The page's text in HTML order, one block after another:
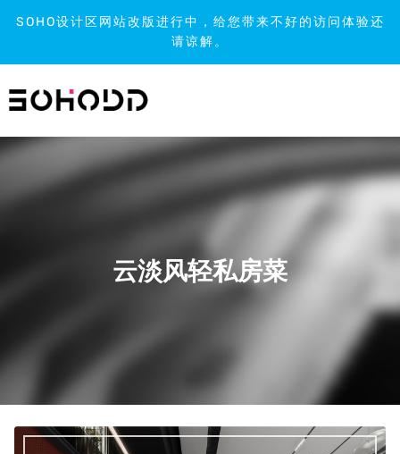
SOHO设计区网站改版进行中，给您带来不好的访问体验还
请谅解。
到
容
云淡风轻私房菜